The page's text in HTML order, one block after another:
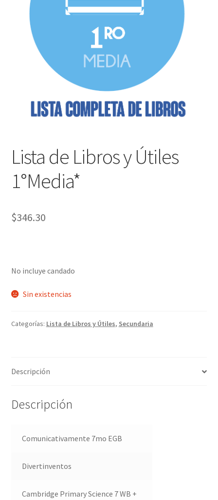
Lista de Libros y Útiles
1°Media*
$346.30
No incluye candado
Sin existencias
Categorías: Lista de Libros y Útiles, Secundaria
Descripción
Descripción
Comunicativamente 7mo EGB
Divertinventos
Cambridge Primary Science 7 WB +